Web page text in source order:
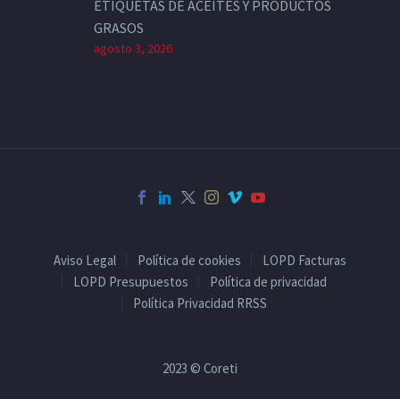
ETIQUETAS DE ACEITES Y PRODUCTOS
GRASOS
agosto 3, 2026
Aviso Legal Política de cookies
LOPD Facturas
LOPD Presupuestos
Política de privacidad
Política Privacidad RRSS
2023 © Coreti